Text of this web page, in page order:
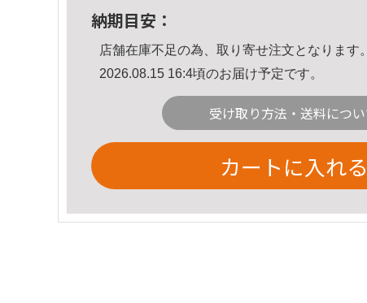
納期目安：
店舗在庫不足の為、取り寄せ注文となります。
2026.08.15 16:4頃のお届け予定です。
受け取り方法・送料につ
カートに入れる